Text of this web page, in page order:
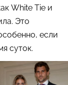
White Tie и
Это
если
суток.